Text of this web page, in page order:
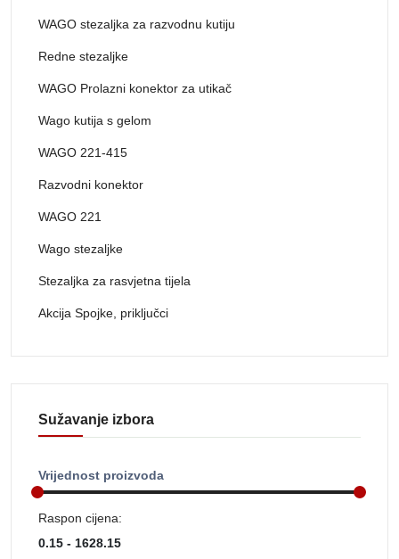
WAGO stezaljka za razvodnu kutiju
Redne stezaljke
WAGO Prolazni konektor za utikač
Wago kutija s gelom
WAGO 221-415
Razvodni konektor
WAGO 221
Wago stezaljke
Stezaljka za rasvjetna tijela
Akcija Spojke, priključci
Sužavanje izbora
Vrijednost proizvoda
Raspon cijena: